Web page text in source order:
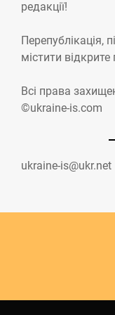
редакції!
Перепублікація,
містити
Всі права
©ukraine-is.com
ukraine-is@ukr.net